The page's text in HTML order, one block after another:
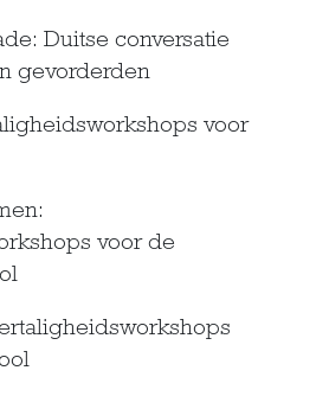
Duitse conversatie
gevorderden
voor
voor de